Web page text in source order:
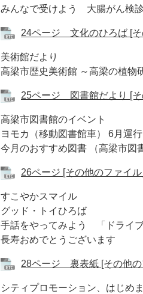
みんなで受けよう 大腸がん検診
24ページ 文化のひろば [そ
美術館だより
高梁市歴史美術館 ～高梁の植物
25ページ 図書館だより [そ
高梁市図書館のイベント
ヨモカ（移動図書館車） 6月運行
今月のおすすめ図書 （高梁市図
26ページ [その他のファイ
すこやかスマイル
グッド・トイひろば
手話をやってみよう 「ドライ
長寿おめでとうございます
28ページ 裏表紙 [その他の
シティプロモーション、はじめま